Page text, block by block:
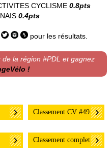
CYCLISME 0.8pts
0.4pts
pour les résultats.
la région #PDL et gagnez
!
Classement CV #49
Classement complet